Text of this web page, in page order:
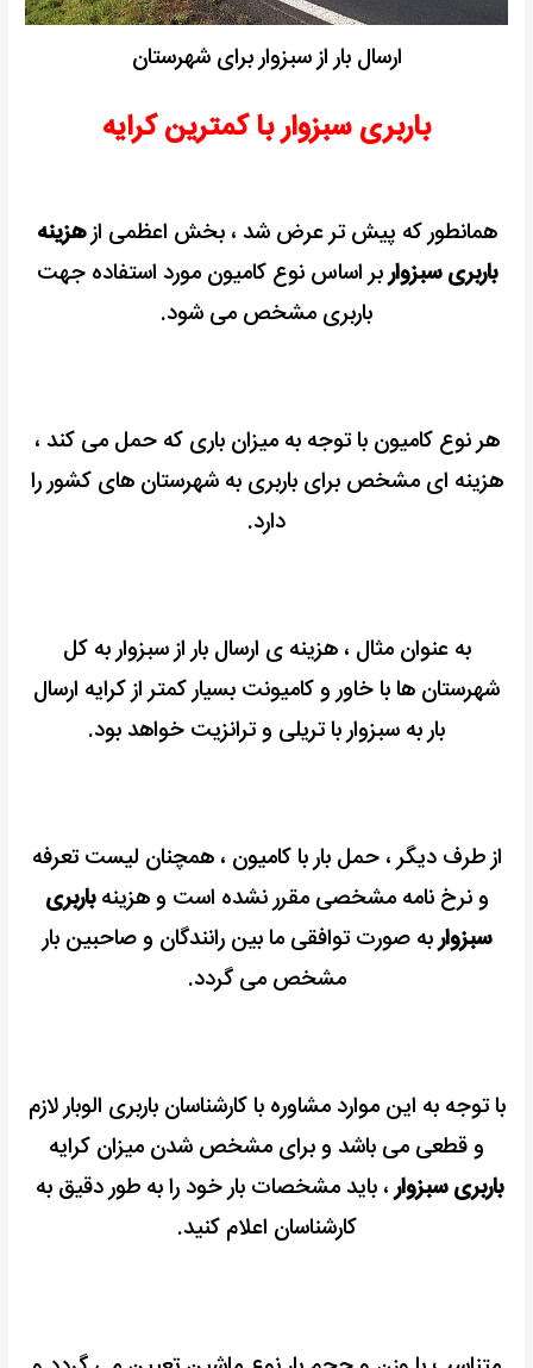
ارسال بار از سبزوار برای شهرستان
باربری سبزوار با کمترین کرایه
همانطور که پیش تر عرض شد ، بخش اعظمی ازهزینه
باربری سبزواربر اساس نوع کامیون مورد استفاده جهت
باربری مشخص می شود.
هر نوع کامیون با توجه به میزان باری که حمل می کند ،
هزینه ای مشخص برای باربری به شهرستان های کشور را
دارد.
به عنوان مثال ، هزینه ی ارسال بار از سبزوار به کل
شهرستان ها با خاور و کامیونت بسیار کمتر از کرایه ارسال
بار به سبزوار با تریلی و ترانزیت خواهد بود.
از طرف دیگر ، حمل بار با کامیون ، همچنان لیست تعرفه
و نرخ نامه مشخصی مقرر نشده است و هزینهباربری
سبزواربه صورت توافقی ما بین رانندگان و صاحبین بار
مشخص می گردد.
با توجه به این موارد مشاوره با کارشناسان باربری الوبار لازم
و قطعی می باشد وبرای مشخص شدن میزان کرایه
باربری سبزوار، باید مشخصات بار خود را به طور دقیق به
کارشناسان اعلام کنید.